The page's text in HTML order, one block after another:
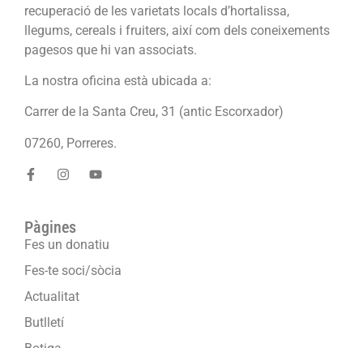
recuperació de les varietats locals d’hortalissa,
llegums, cereals i fruiters, així com dels coneixements
pagesos que hi van associats.
La nostra oficina està ubicada a:
Carrer de la Santa Creu, 31 (antic Escorxador)
07260, Porreres.
Pàgines
Fes un donatiu
Fes-te soci/sòcia
Actualitat
Butlletí